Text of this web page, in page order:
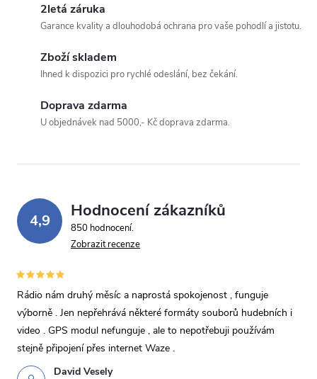
Odeslat dotaz
Odesláním souhlasíte se
2letá záruka
Garance kvality a dlouhodobá ochrana pro vaše pohodlí a jistotu.
Zboží skladem
Ihned k dispozici pro rychlé odeslání, bez čekání.
Doprava zdarma
U objednávek nad 5000,- Kč doprava zdarma.
4,9 Hodnocení zákazníků
850 hodnocení
Zobrazit recenze
David Vesely
Rádio nám druhý měsíc a naprostá spokojenost , funguje
výborně . Jen nepřehrává některé formáty souborů hudebních i
video . GPS modul nefunguje , ale to nepotřebuji používám
stejně připojení přes internet Waze .